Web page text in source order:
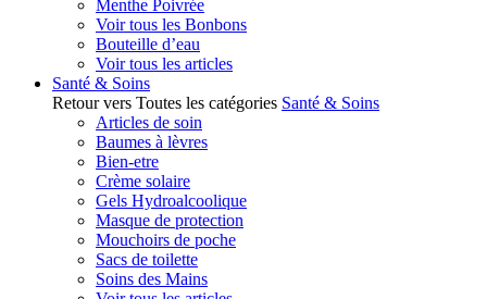
Menthe Poivrée
Voir tous les Bonbons
Bouteille d’eau
Voir tous les articles
Santé & Soins
Retour vers Toutes les catégories Santé & Soins
Articles de soin
Baumes à lèvres
Bien-etre
Crème solaire
Gels Hydroalcoolique
Masque de protection
Mouchoirs de poche
Sacs de toilette
Soins des Mains